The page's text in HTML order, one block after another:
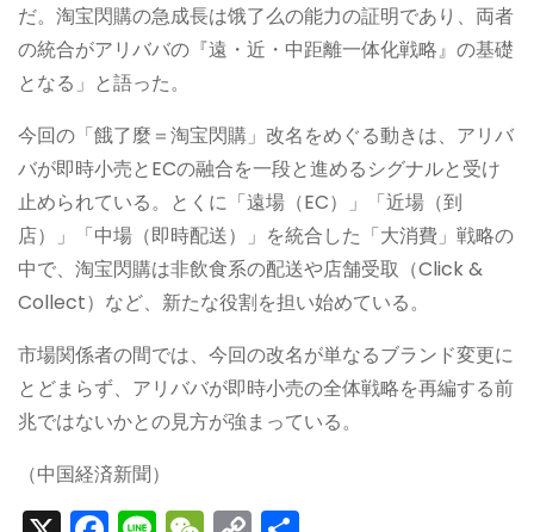
だ。淘宝閃購の急成長は饿了么の能力の証明であり、両者
の統合がアリババの『遠・近・中距離一体化戦略』の基礎
となる」と語った。
今回の「餓了麼＝淘宝閃購」改名をめぐる動きは、アリバ
バが即時小売とECの融合を一段と進めるシグナルと受け
止められている。とくに「遠場（EC）」「近場（到
店）」「中場（即時配送）」を統合した「大消費」戦略の
中で、淘宝閃購は非飲食系の配送や店舗受取（Click &
Collect）など、新たな役割を担い始めている。
市場関係者の間では、今回の改名が単なるブランド変更に
とどまらず、アリババが即時小売の全体戦略を再編する前
兆ではないかとの見方が強まっている。
（中国経済新聞）